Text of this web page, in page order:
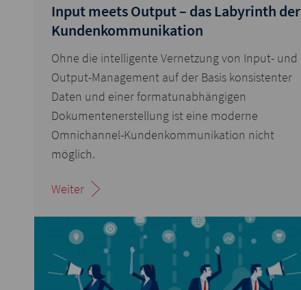
Input meets Output – das Labyrinth der
Kundenkommunikation
Ohne die intelligente Vernetzung von Input- und
Output-Management auf der Basis konsistenter
Daten und einer formatunabhängigen
Dokumentenerstellung ist eine moderne
Omnichannel-Kundenkommunikation nicht
möglich.
Weiter